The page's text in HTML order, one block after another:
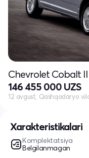
Xarakteristikalari
Komplektatsiya
Belgilanmagan
Chevrolet Cobalt
146 455 000 UZS
12 avgust, Qashqadaryo